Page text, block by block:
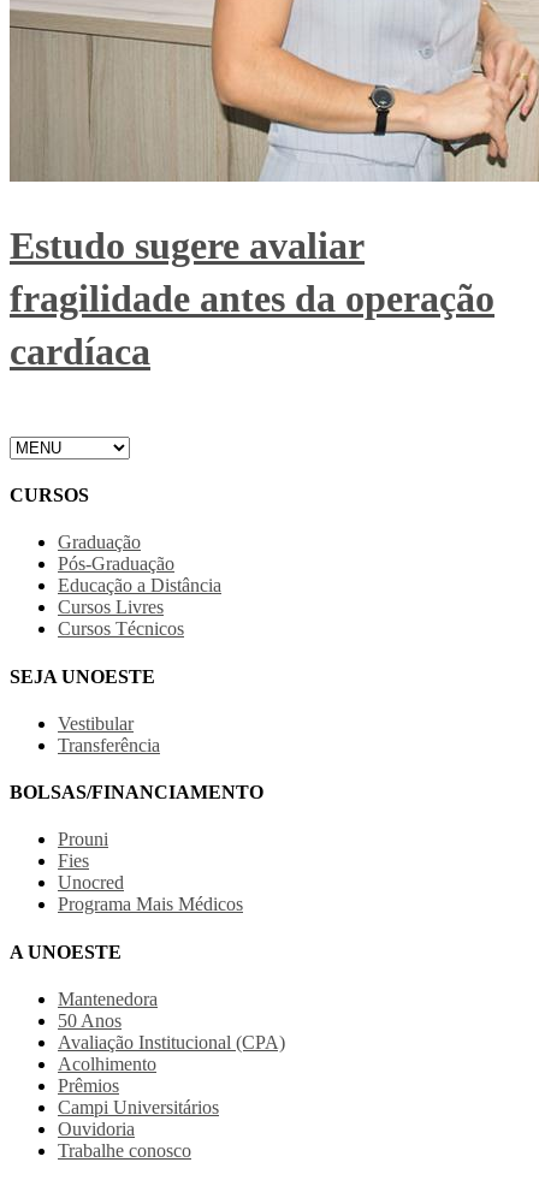
Estudo sugere avaliar
fragilidade antes da operação
cardíaca
CURSOS
Graduação
Pós-Graduação
Educação a Distância
Cursos Livres
Cursos Técnicos
SEJA UNOESTE
Vestibular
Transferência
BOLSAS/FINANCIAMENTO
Prouni
Fies
Unocred
Programa Mais Médicos
A UNOESTE
Mantenedora
50 Anos
Avaliação Institucional (CPA)
Acolhimento
Prêmios
Campi Universitários
Ouvidoria
Trabalhe conosco